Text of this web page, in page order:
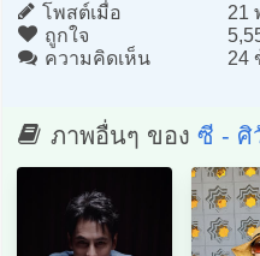
โพสต์เมื่อ
21
ถูกใจ
ความคิดเห็น
24
ภาพอื่นๆ ของ ซี - ศิ